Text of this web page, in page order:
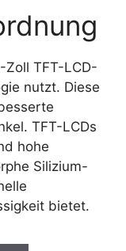
Zoll TFT-LCD-
nutzt. Diese
TFT-LCDs
hohe
Silizium-
bietet.